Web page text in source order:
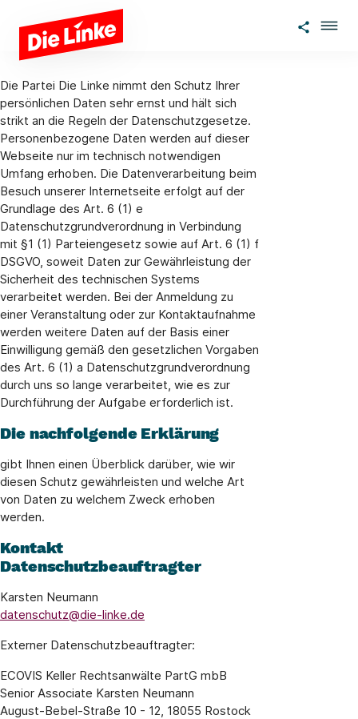
Skip to main content
Die Partei Die Linke nimmt den Schutz Ihrer
persönlichen Daten sehr ernst und hält sich
strikt an die Regeln der Datenschutzgesetze.
Personenbezogene Daten werden auf dieser
Webseite nur im technisch notwendigen
Umfang erhoben. Die Datenverarbeitung beim
Besuch unserer Internetseite erfolgt auf der
Grundlage des Art. 6 (1) e
Datenschutzgrundverordnung in Verbindung
mit §1 (1) Parteiengesetz sowie auf Art. 6 (1) f
DSGVO, soweit Daten zur Gewährleistung der
Sicherheit des technischen Systems
verarbeitet werden. Bei der Anmeldung zu
einer Veranstaltung oder zur Kontaktaufnahme
werden weitere Daten auf der Basis einer
Einwilligung gemäß den gesetzlichen Vorgaben
des Art. 6 (1) a Datenschutzgrundverordnung
durch uns so lange verarbeitet, wie es zur
Durchführung der Aufgabe erforderlich ist.
Die nachfolgende Erklärung
gibt Ihnen einen Überblick darüber, wie wir
diesen Schutz gewährleisten und welche Art
von Daten zu welchem Zweck erhoben
werden.
Kontakt
Datenschutzbeauftragter
Karsten Neumann
datenschutz@die-linke.de
Externer Datenschutzbeauftragter:
ECOVIS Keller Rechtsanwälte PartG mbB
Senior Associate Karsten Neumann
August-Bebel-Straße 10 - 12, 18055 Rostock